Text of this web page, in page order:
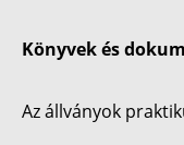
Könyvek és
Az állványok